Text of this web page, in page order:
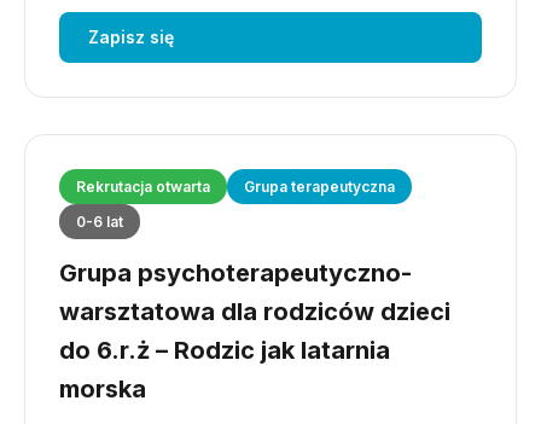
Zapisz się
Rekrutacja otwarta
Grupa terapeutyczna
0-6 lat
Grupa psychoterapeutyczno-
warsztatowa dla rodziców dzieci
do 6.r.ż – Rodzic jak latarnia
morska